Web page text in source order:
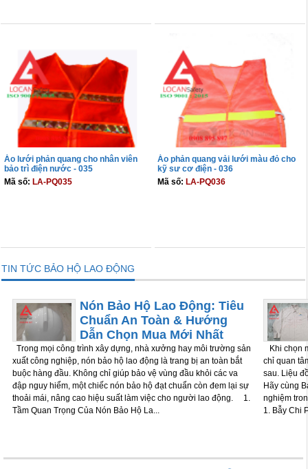
Áo lưới phản quang cho nhân viên
bảo trì điện nước - 035
Mã số: LA-PQ035
Áo phản quang vải lưới màu đỏ cho
kỹ sư cơ điện - 036
Mã số: LA-PQ036
TIN TỨC BẢO HỘ LAO ĐỘNG
Nón Bảo Hộ Lao Động: Tiêu
Chuẩn An Toàn & Hướng
Dẫn Chọn Mua Mới Nhất
Trong mọi công trình xây dựng, nhà xưởng hay môi trường sản
xuất công nghiệp, nón bảo hộ lao động là trang bị an toàn bắt
buộc hàng đầu. Không chỉ giúp bảo vệ vùng đầu khỏi các va
đập nguy hiểm, một chiếc nón bảo hộ đạt chuẩn còn đem lại sự
thoải mái, nâng cao hiệu suất làm việc cho người lao động. 1.
Tầm Quan Trọng Của Nón Bảo Hộ La...
Khi chọn
chỉ quan
sau. Liệu
Hãy cùng
nghiệm
1. Bẫy Chi